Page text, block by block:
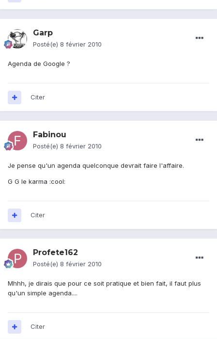
Garp
Posté(e) 8 février 2010
Agenda de Google ?
Citer
Fabinou
Posté(e) 8 février 2010
Je pense qu'un agenda quelconque devrait faire l'affaire.
G G le karma :cool:
Citer
Profete162
Posté(e) 8 février 2010
Mhhh, je dirais que pour ce soit pratique et bien fait, il faut plus
qu'un simple agenda....
Citer